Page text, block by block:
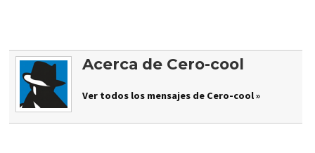
Acerca de Cero-cool
Ver todos los mensajes de Cero-cool »